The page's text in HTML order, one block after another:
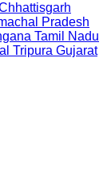
Pradesh
Tamil Nadu
Tripura Gujarat